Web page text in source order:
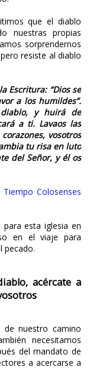
que el diablo
nuestras propias
sorprendernos
resiste al diablo
Escritura: “Dios se
a los humildes”.
y huirá de
a ti. Lavaos las
vosotros
tu risa en luto
del Señor, y él os
Colosenses
esta iglesia en
en el viaje para
pecado.
acércate a
nuestro camino
necesitamos
del mandato de
a acercarse a